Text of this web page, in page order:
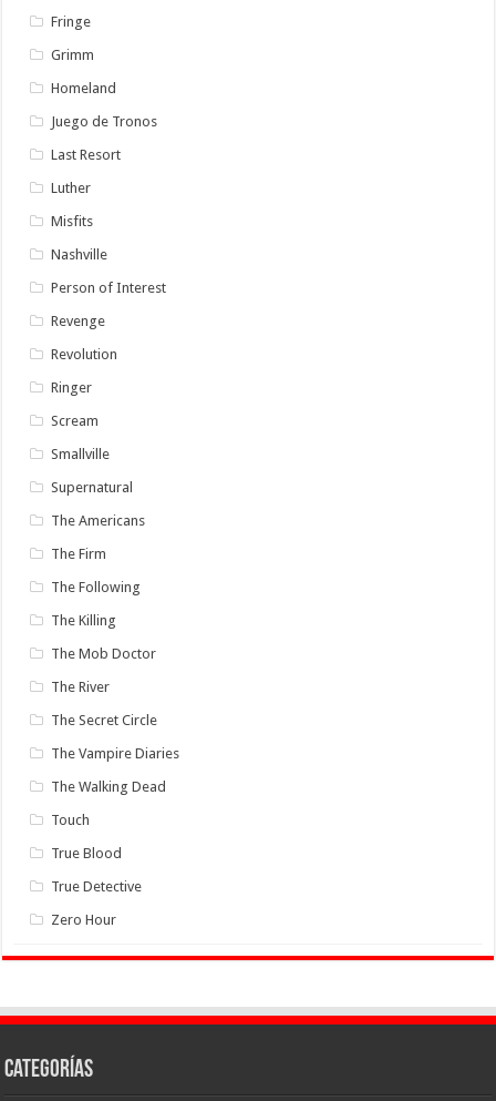
Fringe
Grimm
Homeland
Juego de Tronos
Last Resort
Luther
Misfits
Nashville
Person of Interest
Revenge
Revolution
Ringer
Scream
Smallville
Supernatural
The Americans
The Firm
The Following
The Killing
The Mob Doctor
The River
The Secret Circle
The Vampire Diaries
The Walking Dead
Touch
True Blood
True Detective
Zero Hour
Categorías